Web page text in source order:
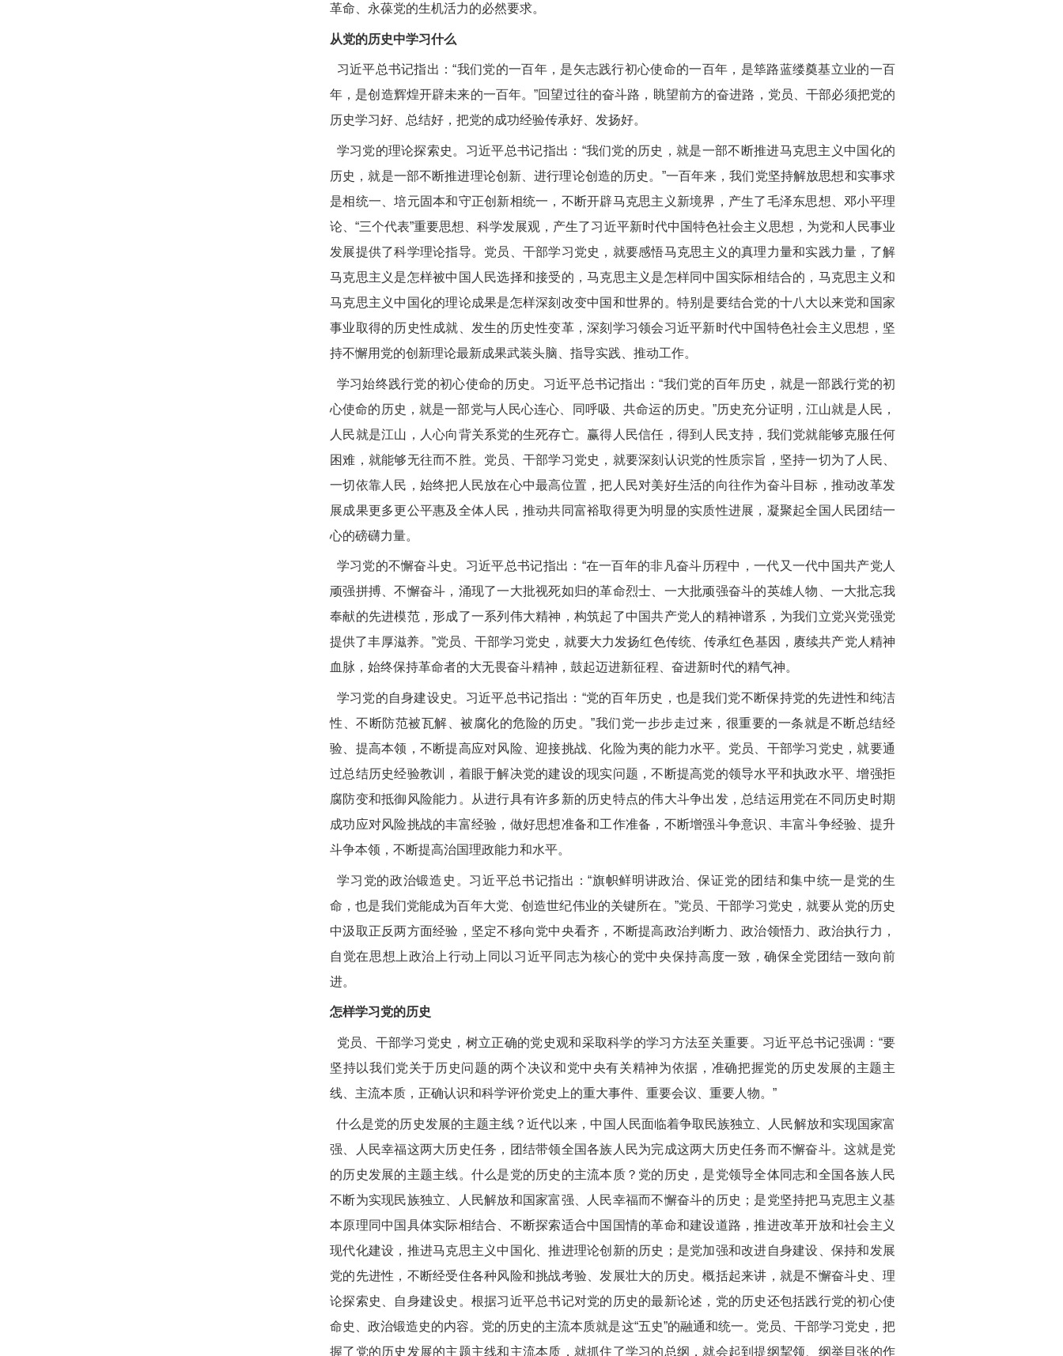
革命、永葆党的生机活力的必然要求。
从党的历史中学习什么
习近平总书记指出：“我们党的一百年，是矢志践行初心使命的一百年，是筚路蓝缕奠基立业的一百
年，是创造辉煌开辟未来的一百年。”回望过往的奋斗路，眺望前方的奋进路，党员、干部必须把党的
历史学习好、总结好，把党的成功经验传承好、发扬好。
学习党的理论探索史。习近平总书记指出：“我们党的历史，就是一部不断推进马克思主义中国化的
历史，就是一部不断推进理论创新、进行理论创造的历史。”一百年来，我们党坚持解放思想和实事求
是相统一、培元固本和守正创新相统一，不断开辟马克思主义新境界，产生了毛泽东思想、邓小平理
论、“三个代表”重要思想、科学发展观，产生了习近平新时代中国特色社会主义思想，为党和人民事业
发展提供了科学理论指导。党员、干部学习党史，就要感悟马克思主义的真理力量和实践力量，了解
马克思主义是怎样被中国人民选择和接受的，马克思主义是怎样同中国实际相结合的，马克思主义和
马克思主义中国化的理论成果是怎样深刻改变中国和世界的。特别是要结合党的十八大以来党和国家
事业取得的历史性成就、发生的历史性变革，深刻学习领会习近平新时代中国特色社会主义思想，坚
持不懈用党的创新理论最新成果武装头脑、指导实践、推动工作。
学习始终践行党的初心使命的历史。习近平总书记指出：“我们党的百年历史，就是一部践行党的初
心使命的历史，就是一部党与人民心连心、同呼吸、共命运的历史。”历史充分证明，江山就是人民，
人民就是江山，人心向背关系党的生死存亡。赢得人民信任，得到人民支持，我们党就能够克服任何
困难，就能够无往而不胜。党员、干部学习党史，就要深刻认识党的性质宗旨，坚持一切为了人民、
一切依靠人民，始终把人民放在心中最高位置，把人民对美好生活的向往作为奋斗目标，推动改革发
展成果更多更公平惠及全体人民，推动共同富裕取得更为明显的实质性进展，凝聚起全国人民团结一
心的磅礴力量。
学习党的不懈奋斗史。习近平总书记指出：“在一百年的非凡奋斗历程中，一代又一代中国共产党人
顽强拼搏、不懈奋斗，涌现了一大批视死如归的革命烈士、一大批顽强奋斗的英雄人物、一大批忘我
奉献的先进模范，形成了一系列伟大精神，构筑起了中国共产党人的精神谱系，为我们立党兴党强党
提供了丰厚滋养。”党员、干部学习党史，就要大力发扬红色传统、传承红色基因，赓续共产党人精神
血脉，始终保持革命者的大无畏奋斗精神，鼓起迈进新征程、奋进新时代的精气神。
学习党的自身建设史。习近平总书记指出：“党的百年历史，也是我们党不断保持党的先进性和纯洁
性、不断防范被瓦解、被腐化的危险的历史。”我们党一步步走过来，很重要的一条就是不断总结经
验、提高本领，不断提高应对风险、迎接挑战、化险为夷的能力水平。党员、干部学习党史，就要通
过总结历史经验教训，着眼于解决党的建设的现实问题，不断提高党的领导水平和执政水平、增强拒
腐防变和抵御风险能力。从进行具有许多新的历史特点的伟大斗争出发，总结运用党在不同历史时期
成功应对风险挑战的丰富经验，做好思想准备和工作准备，不断增强斗争意识、丰富斗争经验、提升
斗争本领，不断提高治国理政能力和水平。
学习党的政治锻造史。习近平总书记指出：“旗帜鲜明讲政治、保证党的团结和集中统一是党的生
命，也是我们党能成为百年大党、创造世纪伟业的关键所在。”党员、干部学习党史，就要从党的历史
中汲取正反两方面经验，坚定不移向党中央看齐，不断提高政治判断力、政治领悟力、政治执行力，
自觉在思想上政治上行动上同以习近平同志为核心的党中央保持高度一致，确保全党团结一致向前
进。
怎样学习党的历史
党员、干部学习党史，树立正确的党史观和采取科学的学习方法至关重要。习近平总书记强调：“要
坚持以我们党关于历史问题的两个决议和党中央有关精神为依据，准确把握党的历史发展的主题主
线、主流本质，正确认识和科学评价党史上的重大事件、重要会议、重要人物。”
什么是党的历史发展的主题主线？近代以来，中国人民面临着争取民族独立、人民解放和实现国家富
强、人民幸福这两大历史任务，团结带领全国各族人民为完成这两大历史任务而不懈奋斗。这就是党
的历史发展的主题主线。什么是党的历史的主流本质？党的历史，是党领导全体同志和全国各族人民
不断为实现民族独立、人民解放和国家富强、人民幸福而不懈奋斗的历史；是党坚持把马克思主义基
本原理同中国具体实际相结合、不断探索适合中国国情的革命和建设道路，推进改革开放和社会主义
现代化建设，推进马克思主义中国化、推进理论创新的历史；是党加强和改进自身建设、保持和发展
党的先进性，不断经受住各种风险和挑战考验、发展壮大的历史。概括起来讲，就是不懈奋斗史、理
论探索史、自身建设史。根据习近平总书记对党的历史的最新论述，党的历史还包括践行党的初心使
命史、政治锻造史的内容。党的历史的主流本质就是这“五史”的融通和统一。党员、干部学习党史，把
握了党的历史发展的主题主线和主流本质，就抓住了学习的总纲，就会起到提纲挈领、纲举目张的作